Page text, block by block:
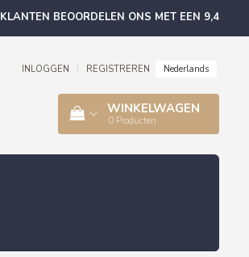
KLANTEN BEOORDELEN ONS MET EEN 9,4
INLOGGEN REGISTREREN Nederlands
WINKELWAGEN
0 Producten